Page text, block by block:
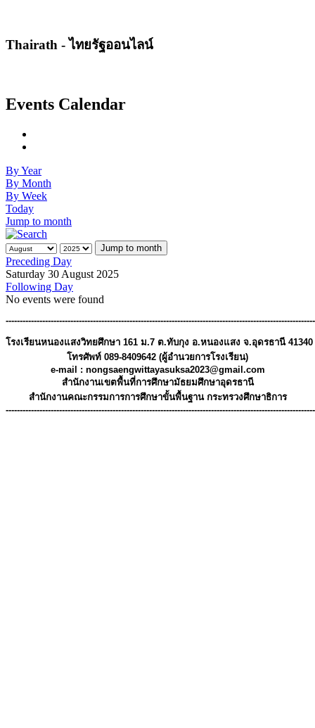
Thairath - ไทยรัฐออนไลน์
Events Calendar
By Year
By Month
By Week
Today
Jump to month
Jump to month
Preceding Day
Saturday 30 August 2025
Following Day
No events were found
โรงเรียนหนองแสงวิทยศึกษา 161 ม.7 ต.ทับกุง อ.หนองแสง จ.อุดรธานี 41340
โทรศัพท์ 089-8409642 (ผู้อำนวยการโรงเรียน)
e-mail : nongsaengwittayasuksa2023@gmail.com
สํานักงานเขตพื้นที่การศึกษามัธยมศึกษาอุดรธานี
สำนักงานคณะกรรมการการศึกษาขั้นพื้นฐาน กระทรวงศึกษาธิการ